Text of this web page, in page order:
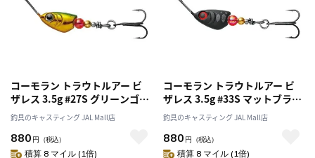
コーモラン トラウトルアー ビ
ザレス 3.5g #27S グリーンゴー
ルド
釣具のキャスティング JAL Mall店
880 円 （税込）
積算 8 マイル (1倍)
コーモラン トラウトルアー ビ
ザレス 3.5g #33S マットブラッ
ク
釣具のキャスティング JAL Mall店
880 円 （税込）
積算 8 マイル (1倍)